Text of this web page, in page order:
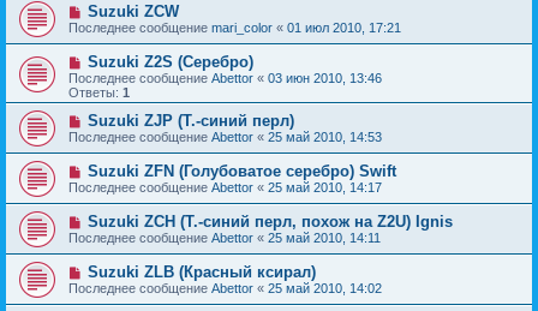
Suzuki ZCW
Последнее сообщение mari_color « 01 июл 2010, 17:21
Suzuki Z2S (Серебро)
Последнее сообщение Abettor « 03 июн 2010, 13:46
Ответы: 1
Suzuki ZJP (Т.-синий перл)
Последнее сообщение Abettor « 25 май 2010, 14:53
Suzuki ZFN (Голубоватое серебро) Swift
Последнее сообщение Abettor « 25 май 2010, 14:17
Suzuki ZCH (Т.-синий перл, похож на Z2U) Ignis
Последнее сообщение Abettor « 25 май 2010, 14:11
Suzuki ZLB (Красный ксирал)
Последнее сообщение Abettor « 25 май 2010, 14:02